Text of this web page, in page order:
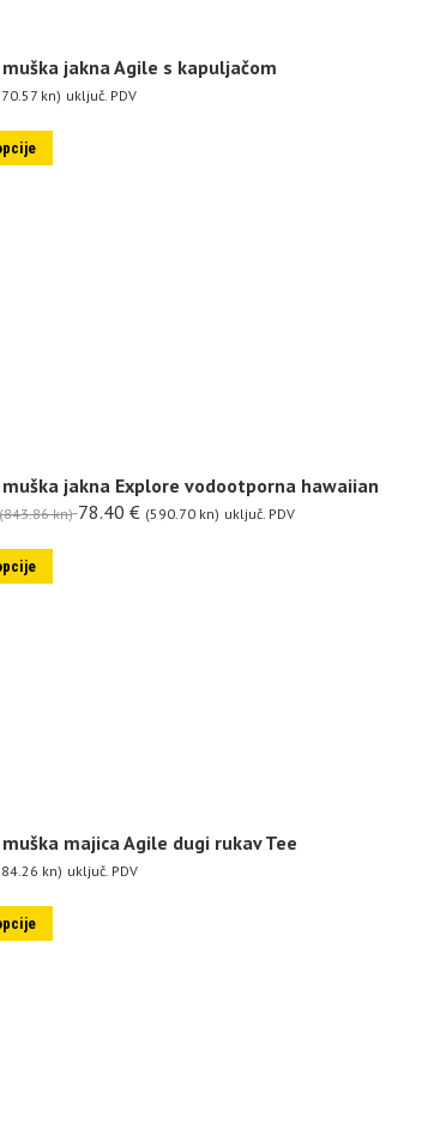
jakna Agile s kapuljačom
kn) uključ. PDV
jakna Explore vodootporna hawaiian
kn) 78.40 € (590.70 kn) uključ. PDV
majica Agile dugi rukav Tee
kn) uključ. PDV